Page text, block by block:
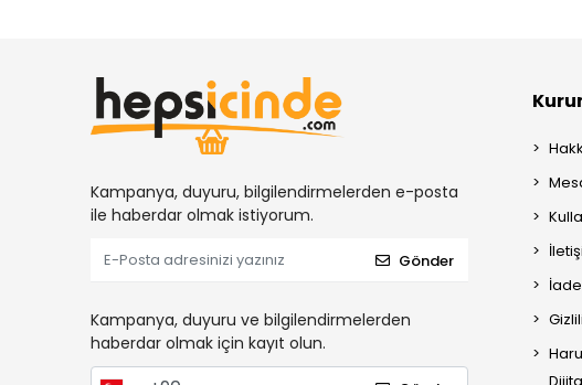
Kampanya, duyuru, bilgilendirmelerden e-posta
ile haberdar olmak istiyorum.
Gönder
Kampanya, duyuru ve bilgilendirmelerden
haberdar olmak için kayıt olun.